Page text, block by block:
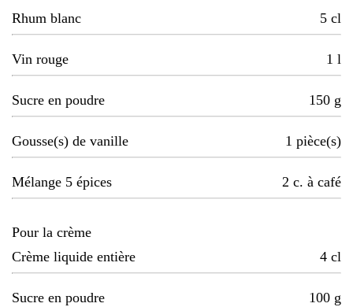
Rhum blanc 5 cl
Vin rouge 1 l
Sucre en poudre 150 g
Gousse(s) de vanille 1 pièce(s)
Mélange 5 épices 2 c. à café
Pour la crème
Crème liquide entière
4 cl
Sucre en poudre 100 g